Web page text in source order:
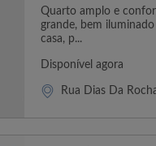
Quarto amplo e
grande, bem
casa, p...
Disponível agora
Rua Dias Da